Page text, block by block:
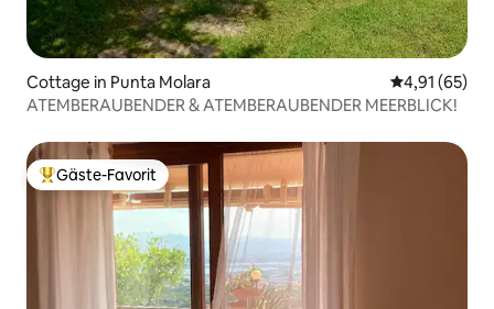
Cottage in Punta Molara
4,91 (65)
ATEMBERAUBENDER & ATEMBERAUBENDER MEERBLICK!
Beliebter Gäste-Favorit.
Gäste-Favorit